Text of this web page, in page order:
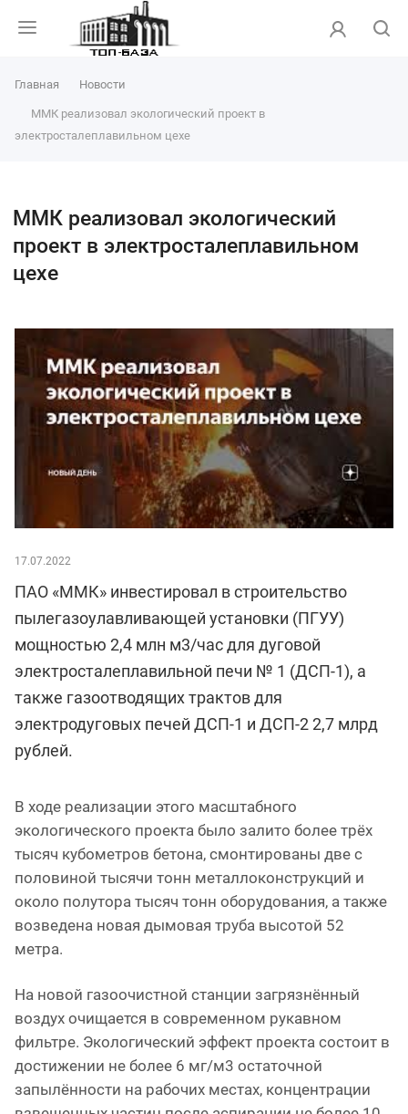
Главная Новости
ММК реализовал экологический проект в
электросталеплавильном цехе
ММК реализовал экологический
проект в электросталеплавильном
цехе
17.07.2022
ПАО «ММК» инвестировал в строительство
пылегазоулавливающей установки (ПГУУ)
мощностью 2,4 млн м3/час для дуговой
электросталеплавильной печи № 1 (ДСП-1), а
также газоотводящих трактов для
электродуговых печей ДСП-1 и ДСП-2 2,7 млрд
рублей.
В ходе реализации этого масштабного
экологического проекта было залито более трёх
тысяч кубометров бетона, смонтированы две с
половиной тысячи тонн металлоконструкций и
около полутора тысяч тонн оборудования, а также
возведена новая дымовая труба высотой 52
метра.
На новой газоочистной станции загрязнённый
воздух очищается в современном рукавном
фильтре. Экологический эффект проекта состоит в
достижении не более 6 мг/м3 остаточной
запылённости на рабочих местах, концентрации